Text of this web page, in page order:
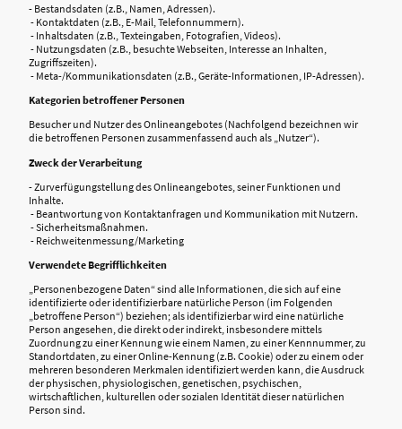
- Bestandsdaten (z.B., Namen, Adressen).
- Kontaktdaten (z.B., E-Mail, Telefonnummern).
- Inhaltsdaten (z.B., Texteingaben, Fotografien, Videos).
- Nutzungsdaten (z.B., besuchte Webseiten, Interesse an Inhalten,
Zugriffszeiten).
- Meta-/Kommunikationsdaten (z.B., Geräte-Informationen, IP-Adressen).
Kategorien betroffener Personen
Besucher und Nutzer des Onlineangebotes (Nachfolgend bezeichnen wir
die betroffenen Personen zusammenfassend auch als „Nutzer“).
Zweck der Verarbeitung
- Zurverfügungstellung des Onlineangebotes, seiner Funktionen und
Inhalte.
- Beantwortung von Kontaktanfragen und Kommunikation mit Nutzern.
- Sicherheitsmaßnahmen.
- Reichweitenmessung/Marketing
Verwendete Begrifflichkeiten
„Personenbezogene Daten“ sind alle Informationen, die sich auf eine
identifizierte oder identifizierbare natürliche Person (im Folgenden
„betroffene Person“) beziehen; als identifizierbar wird eine natürliche
Person angesehen, die direkt oder indirekt, insbesondere mittels
Zuordnung zu einer Kennung wie einem Namen, zu einer Kennnummer, zu
Standortdaten, zu einer Online-Kennung (z.B. Cookie) oder zu einem oder
mehreren besonderen Merkmalen identifiziert werden kann, die Ausdruck
der physischen, physiologischen, genetischen, psychischen,
wirtschaftlichen, kulturellen oder sozialen Identität dieser natürlichen
Person sind.